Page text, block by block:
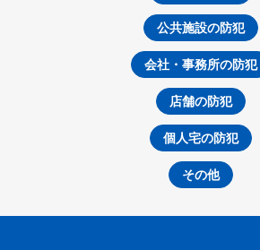
公共施設の防犯
会社・事務所の防犯
店舗の防犯
個人宅の防犯
その他